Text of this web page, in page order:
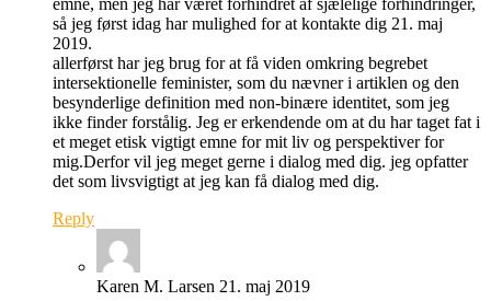
så jeg først idag har mulighed for at kontakte dig 21. maj
2019.
allerførst har jeg brug for at få viden omkring begrebet
intersektionelle feminister, som du nævner i artiklen og den
besynderlige definition med non-binære identitet, som jeg
ikke finder forstålig. Jeg er erkendende om at du har taget fat i
et meget etisk vigtigt emne for mit liv og perspektiver for
mig.Derfor vil jeg meget gerne i dialog med dig. jeg opfatter
det som livsvigtigt at jeg kan få dialog med dig.
Reply
Karen M. Larsen 21. maj 2019